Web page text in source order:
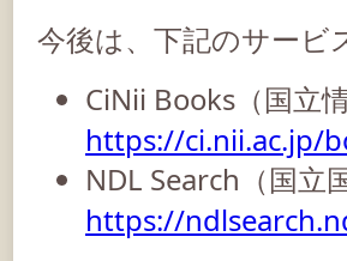
今後は、下記のサービ
CiNii Books（国立
https://ci.nii.ac.jp/
NDL Search（国立
https://